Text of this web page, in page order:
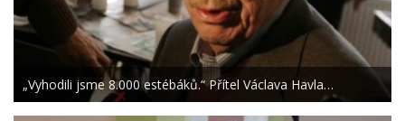
„Vyhodili jsme 8.000 estébáků.“ Přítel Václava Havla…